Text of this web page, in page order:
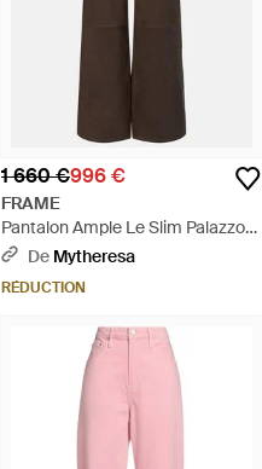
1 660 €996 €
FRAME
Pantalon Ample Le Slim Palazzo
En Cuir - Marron
De Mytheresa
RÉDUCTION